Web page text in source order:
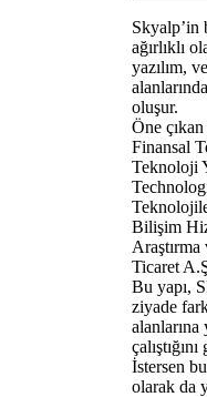
Skyalp’in
ağırlıklı
yazılım,
oluşur.
Öne
Finansal
Teknoloji
Bilişim
Araştırma
Ticaret
Bu yapı,
ziyade
alanlarına
İstersen
olarak da